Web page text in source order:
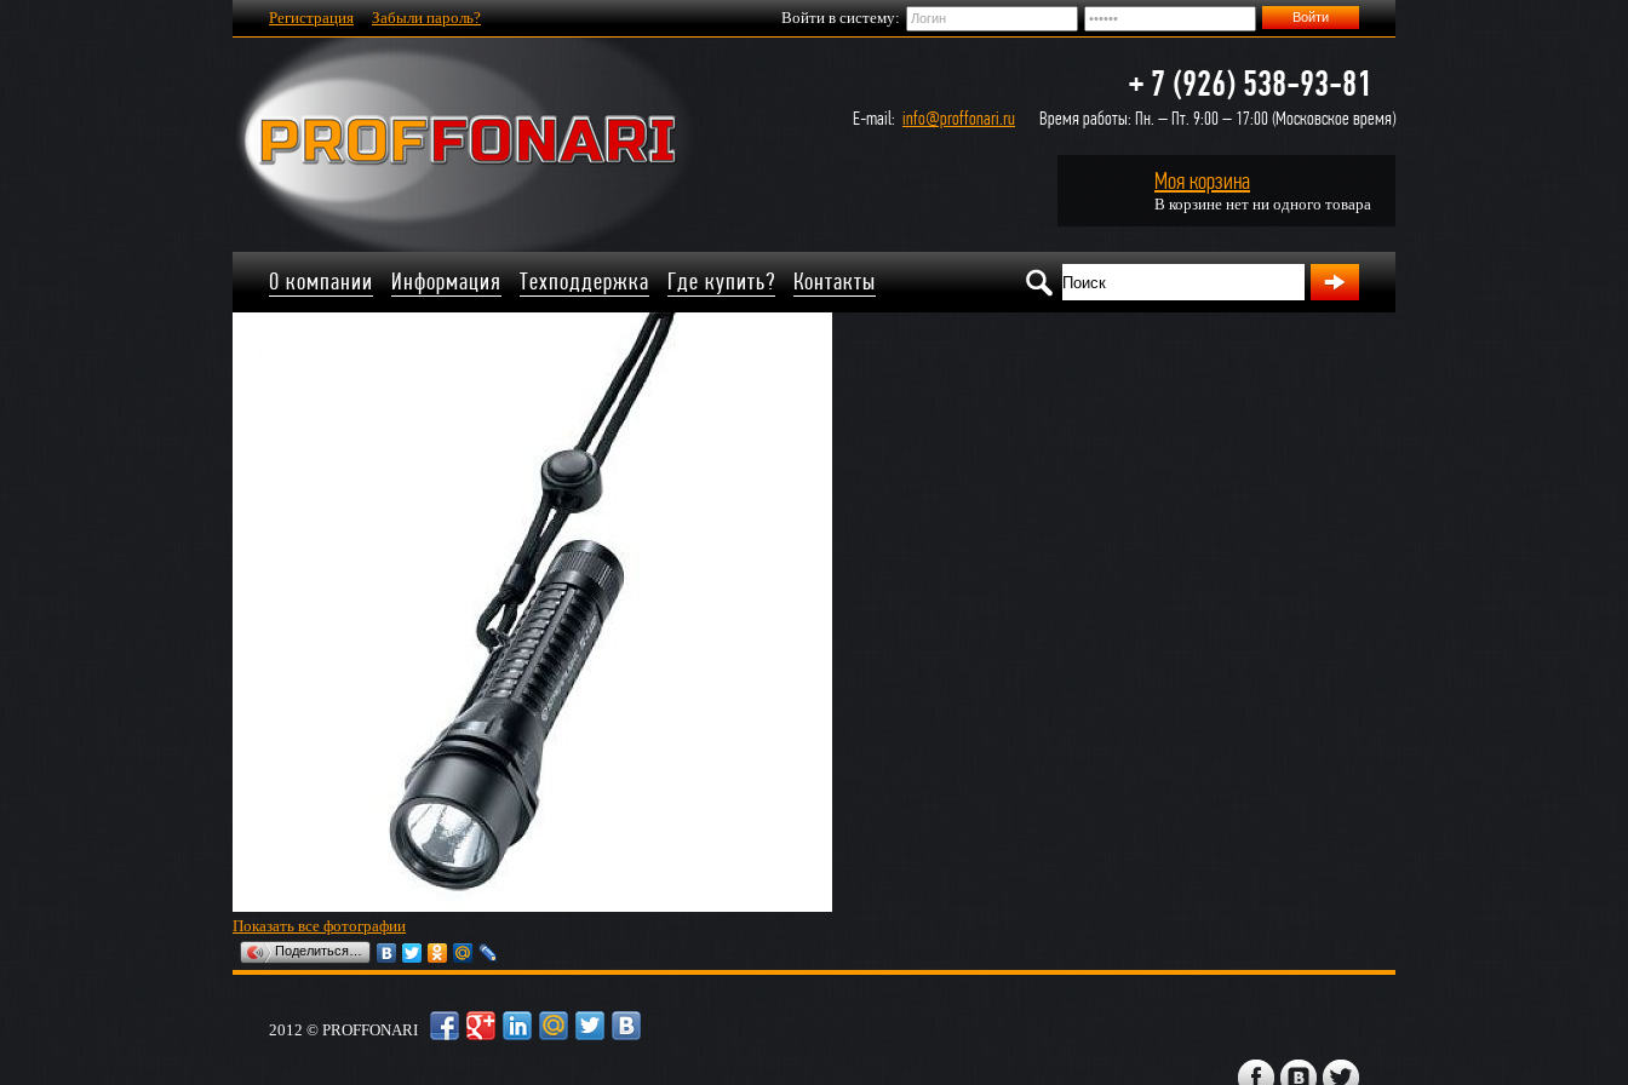
Регистрация Забыли пароль? Войти в систему:
+ 7 (926) 538-93-81
E-mail: info@proffonari.ru Время работы: Пн. – Пт. 9:00 – 17:00 (Московское время)
Моя корзина
В корзине нет ни одного товара
О компании Информация Техподдержка Где купить? Контакты
Показать все фотографии
Поделиться…
2012 © PROFFONARI